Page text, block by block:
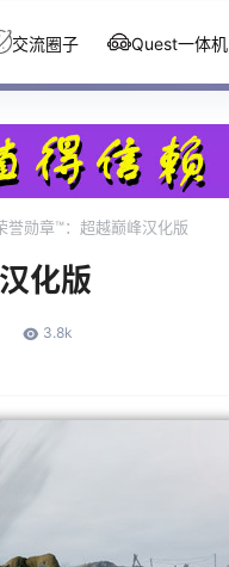
交流圈子 Quest一体机
誉勋章™：超越巅峰汉化版
化版
3.8k